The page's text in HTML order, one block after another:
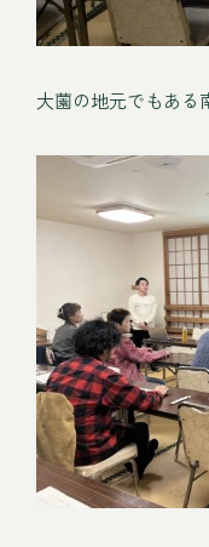
大薗の地元でもある